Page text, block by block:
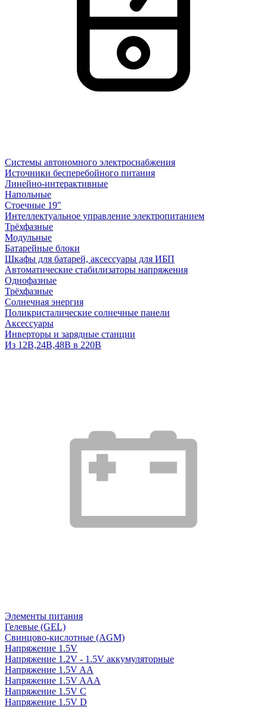
Системы автономного электроснабжения
Источники бесперебойного питания
Линейно-интерактивные
Напольные
Стоечные 19"
Интеллектуальное управление электропитанием
Трёхфазные
Модульные
Батарейные блоки
Шкафы для батарей, аксессуары для ИБП
Автоматические стабилизаторы напряжения
Однофазные
Трёхфазные
Солнечная энергия
Поликристалические солнечные панели
Аксессуары
Инверторы и зарядные станции
Из 12В,24В,48В в 220В
Элементы питания
Гелевые (GEL)
Свинцово-кислотные (AGM)
Напряжение 1.5V
Напряжение 1.2V - 1.5V аккумуляторные
Напряжение 1.5V AA
Напряжение 1.5V AAA
Напряжение 1.5V C
Напряжение 1.5V D